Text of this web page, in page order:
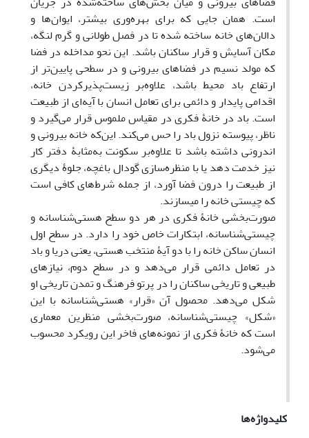
است. همان جایی که برای بهره‌وری بیشتر، ایوان‌ها و
دالان‌های خانه ساخته شده تا در فصل طولانی و گرم لنگه،
مکان آسایش و قرار ساکنان باشد. این نحو مداخله در فضا
که مولد نسیم در فضاهای بیرونی و در سطحی پایین‌تر از
ارتفاع باد محیط باشد، علاوه‌بر زیست‌پذیرکردن خانه،
اقدامی پایدار و دائمی برای تعامل انسان با آیه‌ای از طبیعت
است. باد در خانۀ فکری در مقیاس ملموس قرار می‌گیرد و
ناظر، پیوسته نزول باد را حس می‌کند. این‌که خانه بیرونی و
اندرونی داشته باشد تا علاوه‌بر سکونت به‌مثابۀ دفتر کار
نیز خدمت دهد یا با منظره‌سازی گودال باغچه، جلوۀ دیگری
از طبیعت را درون فضا آورد، از جمله شرط‌های کافی است
که چیستی خانه را می‎سازند.
صورت‌بخشی خانۀ فکری در هر دو سطح هستی‌شناسانه و
چیستی‌شناسانه، ابتکارات خاص خود را دارد. در سطح اول
انسان ساکن خانه را با دو آیۀ منتخب هستی، یعنی دریا و باد
در تعامل دائمی قرار می‌دهد و در سطح دوم، نیازهای
طبیعی و تاریخی ساکنان را در پرتو فرهنگ و تمدن تاریخی او
شکل می‌دهد. محصول آن «قرار» هستی‌شناسانه با این
«شکل» چیستی‌شناسانه، صورت‌بخشی منظرین معماری
است که خانۀ فکری از نمونه‌های فاخر این رویکرد محسوب
می‌شود.
کلیدواژه‌ها